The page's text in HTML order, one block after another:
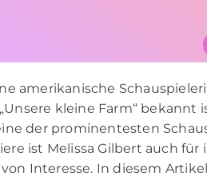
amerikanische
kleine Farm“ bekannt
der prominentesten
ist Melissa Gilbert auch
Interesse. In diesem